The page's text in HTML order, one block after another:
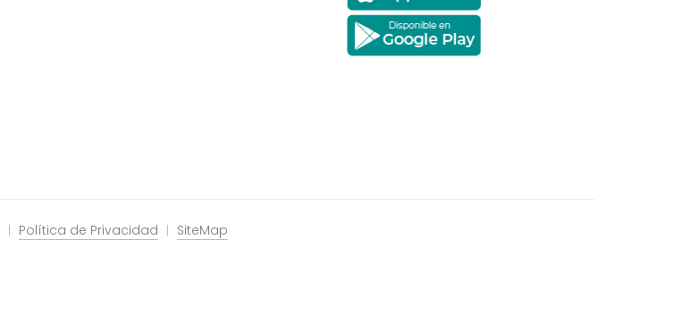
Política de Privacidad SiteMap